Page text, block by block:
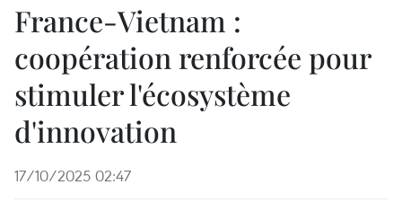
France-Vietnam :
coopération renforcée pour
stimuler l'écosystème
d'innovation
17/10/2025 02:47